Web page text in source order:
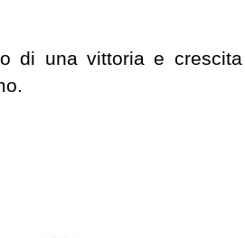
di una vittoria e